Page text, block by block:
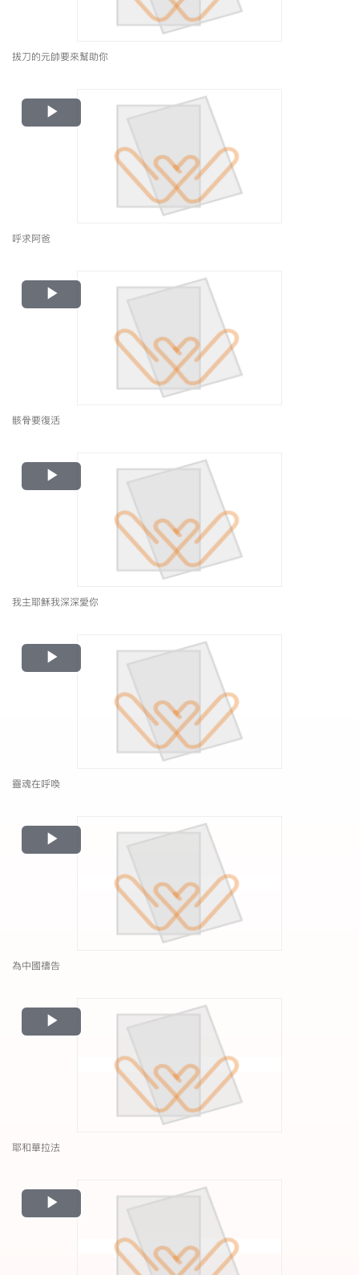
拔刀的元帥要來幫助你
Play
Video
呼求阿爸
Play
Video
骸骨要復活
Play
Video
我主耶穌我深深愛你
Play
Video
靈魂在呼喚
Play
Video
為中國禱告
Play
Video
耶和華拉法
Play
Video